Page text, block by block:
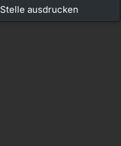
Stelle ausdrucken